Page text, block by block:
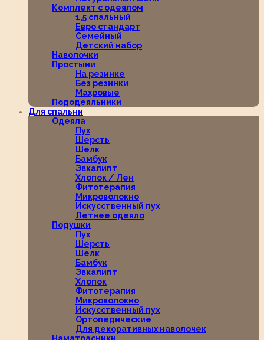
Комплект с одеялом
1,5 спальный
Евро стандарт
Семейный
Детский набор
Наволочки
Простыни
На резинке
Без резинки
Махровые
Пододеяльники
Для спальни
Одеяла
Пух
Шерсть
Шелк
Бамбук
Эвкалипт
Хлопок / Лен
Фитотерапия
Микроволокно
Искусственный пух
Летнее одеяло
Подушки
Пух
Шерсть
Шелк
Бамбук
Эвкалипт
Хлопок
Фитотерапия
Микроволокно
Искусственный пух
Ортопедические
Для декоративных наволочек